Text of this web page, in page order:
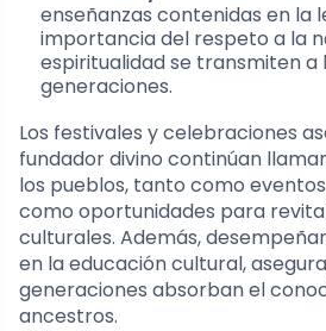
enseñanzas contenidas en la
importancia del respeto a la
espiritualidad se transmiten a
generaciones.
Los festivales y celebraciones
fundador divino continúan
los pueblos, tanto como
como oportunidades para
culturales. Además,
en la educación cultural,
generaciones absorban el
ancestros.